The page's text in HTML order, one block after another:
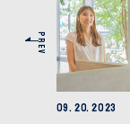
09. 20. 2023
PREV